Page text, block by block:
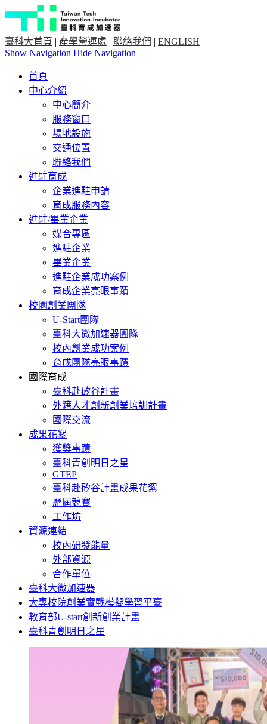
臺科大首頁 | 產學營運處 | 聯絡我們 | ENGLISH
Show Navigation Hide Navigation
首頁
中心介紹
中心簡介
服務窗口
場地設施
交通位置
聯絡我們
進駐育成
企業進駐申請
育成服務內容
進駐/畢業企業
媒合專區
進駐企業
畢業企業
進駐企業成功案例
育成企業亮眼事蹟
校園創業團隊
U-Start團隊
臺科大微加速器團隊
校內創業成功案例
育成團隊亮眼事蹟
國際育成
臺科赴矽谷計畫
外籍人才創新創業培訓計畫
國際交流
成果花絮
獲獎事蹟
臺科青創明日之星
GTEP
臺科赴矽谷計畫成果花絮
歷屆競賽
工作坊
資源連結
校內研發能量
外部資源
合作單位
臺科大微加速器
大專校院創業實戰模擬學習平臺
教育部U-start創新創業計畫
臺科青創明日之星